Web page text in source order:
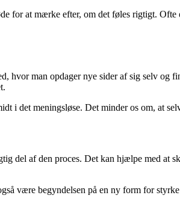
for at mærke efter, om det føles rigtigt.
hvor man opdager nye sider af sig selv
i det meningsløse. Det minder os om, at
del af den proces. Det kan hjælpe med at
være begyndelsen på en ny form for